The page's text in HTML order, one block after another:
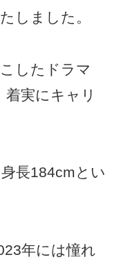
しました。
したドラマ
着実にキャリ
長184cmとい
年には憧れ